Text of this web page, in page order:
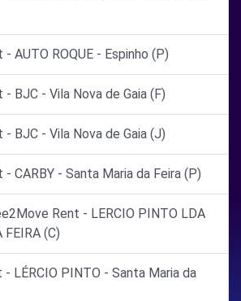
AUTO ROQUE - Espinho (P)
BJC - Vila Nova de Gaia (F)
BJC - Vila Nova de Gaia (J)
CARBY - Santa Maria da Feira (P)
Rent - LERCIO PINTO LDA
(C)
LÉRCIO PINTO - Santa Maria da